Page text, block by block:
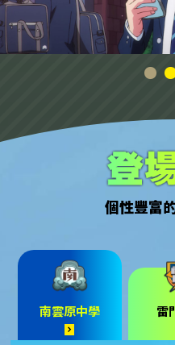
個性豐富
南雲原中學 雷